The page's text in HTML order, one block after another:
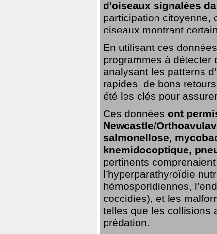
d'oiseaux signalées
participation citoyenne,
oiseaux montrant
En utilisant ces
programmes à détecter
analysant les patterns
rapides, de bons
été les clés pour
Ces données ont
Newcastle/
salmonellose,
knemidocoptique,
pertinents
l’hyperparathyroïdie
hémosporidiennes,
coccidies), et les
telles que les collisions
prédation.